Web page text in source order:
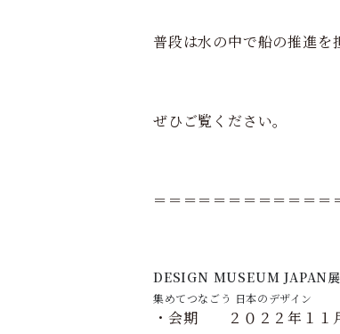
普段は水の中で船の推進を
ぜひご覧ください。
＝＝＝＝＝＝＝＝＝＝＝
DESIGN MUSEUM JAPAN展
集めてつなごう 日本のデザイン
・会期 ２０２２年１１